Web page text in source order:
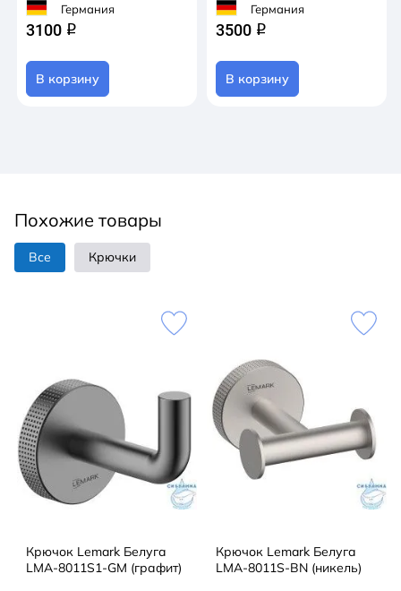
Германия
3100 q
В корзину
Германия
3500 q
В корзину
Похожие товары
Все Крючки
Крючок Lemark Белуга
LMA-8011S1-GM (графит)
Крючок Lemark Белуга
LMA-8011S-BN (никель)